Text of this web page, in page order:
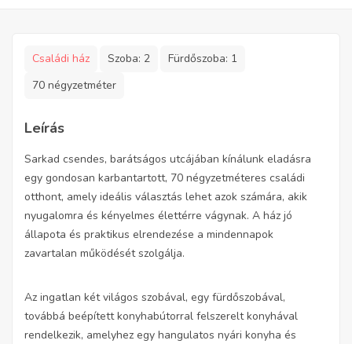
Családi ház Szoba: 2 Fürdőszoba: 1
70 négyzetméter
Leírás
Sarkad csendes, barátságos utcájában kínálunk eladásra
egy gondosan karbantartott, 70 négyzetméteres családi
otthont, amely ideális választás lehet azok számára, akik
nyugalomra és kényelmes élettérre vágynak. A ház jó
állapota és praktikus elrendezése a mindennapok
zavartalan működését szolgálja.
Az ingatlan két világos szobával, egy fürdőszobával,
továbbá beépített konyhabútorral felszerelt konyhával
rendelkezik, amelyhez egy hangulatos nyári konyha és